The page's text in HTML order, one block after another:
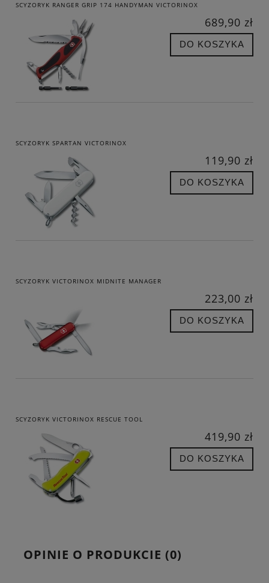
SCYZORYK RANGER GRIP 174 HANDYMAN VICTORINOX
689,90 zł
DO KOSZYKA
SCYZORYK SPARTAN VICTORINOX
119,90 zł
DO KOSZYKA
SCYZORYK VICTORINOX MIDNITE MANAGER
223,00 zł
DO KOSZYKA
SCYZORYK VICTORINOX RESCUE TOOL
419,90 zł
DO KOSZYKA
OPINIE O PRODUKCIE (0)